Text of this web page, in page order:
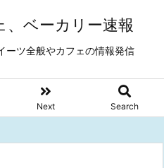
、ベーカリー速報
ーツ全般やカフェの情報発信
Next Search